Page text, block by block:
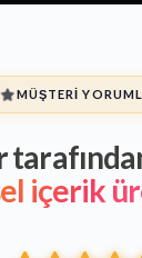
MÜŞTERI
içerik